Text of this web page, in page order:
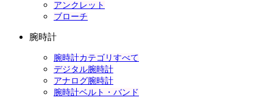
アンクレット
ブローチ
腕時計
腕時計カテゴリすべて
デジタル腕時計
アナログ腕時計
腕時計ベルト・バンド